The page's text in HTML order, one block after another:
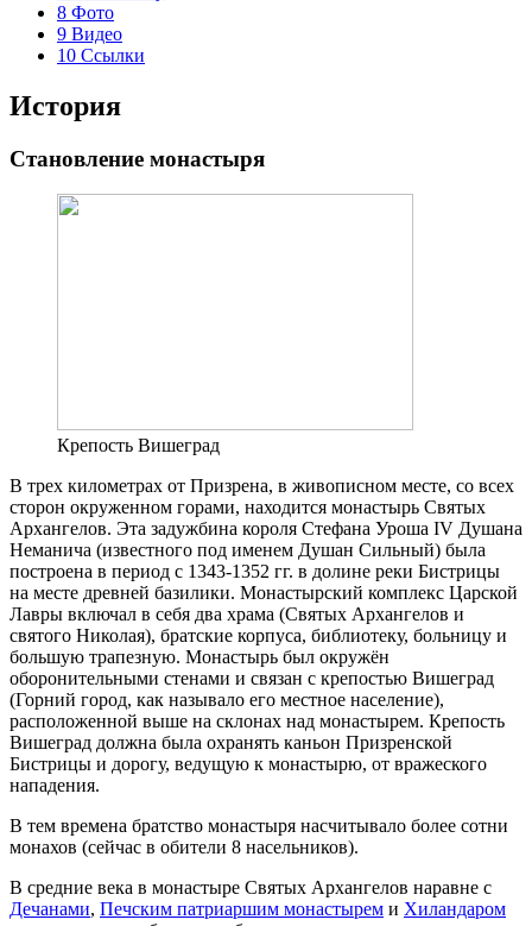
8 Фото
9 Видео
10 Ссылки
История
Становление монастыря
Крепость Вишеград
В трех километрах от Призрена, в живописном месте, со всех
сторон окруженном горами, находится монастырь Святых
Архангелов. Эта задужбина короля Стефана Уроша IV Душана
Неманича (известного под именем Душан Сильный) была
построена в период с 1343-1352 гг. в долине реки Бистрицы
на месте древней базилики. Монастырский комплекс Царской
Лавры включал в себя два храма (Святых Архангелов и
святого Николая), братские корпуса, библиотеку, больницу и
большую трапезную. Монастырь был окружён
оборонительными стенами и связан с крепостью Вишеград
(Горний город, как называло его местное население),
расположенной выше на склонах над монастырем. Крепость
Вишеград должна была охранять каньон Призренской
Бистрицы и дорогу, ведущую к монастырю, от вражеского
нападения.
В тем времена братство монастыря насчитывало более сотни
монахов (сейчас в обители 8 насельников).
В средние века в монастыре Святых Архангелов наравне с
Дечанами, Печским патриаршим монастырем и Хиландаром